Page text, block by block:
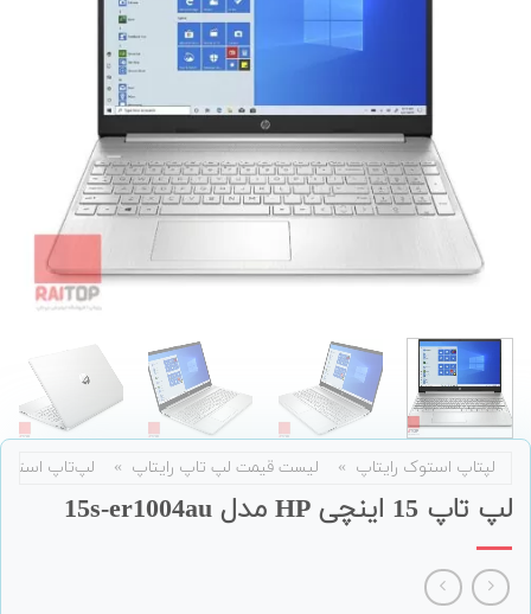
لپتاپ استوک رایتاپ » لیست قیمت لپ تاپ رایتاپ » لپ‌تاپ
لپ تاپ 15 اینچی HP مدل 15s-er1004au